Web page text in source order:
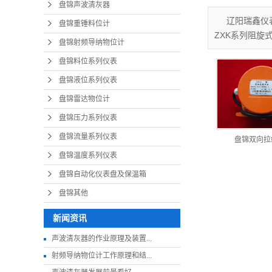
盘锦声波清灰器
盘锦重锤料位计
盘锦射频导纳物位计
盘锦料位系列仪表
盘锦液位系列仪表
盘锦雷达物位计
盘锦压力系列仪表
盘锦流量系列仪表
盘锦温度系列仪表
盘锦自动化仪表盘及保温箱
盘锦其他
新闻资讯
声波清灰器的作业原理及装置...
射频导纳物位计工作原理和结...
辽阳瑞鑫仪
ZXK系列阻旋
盘锦双向